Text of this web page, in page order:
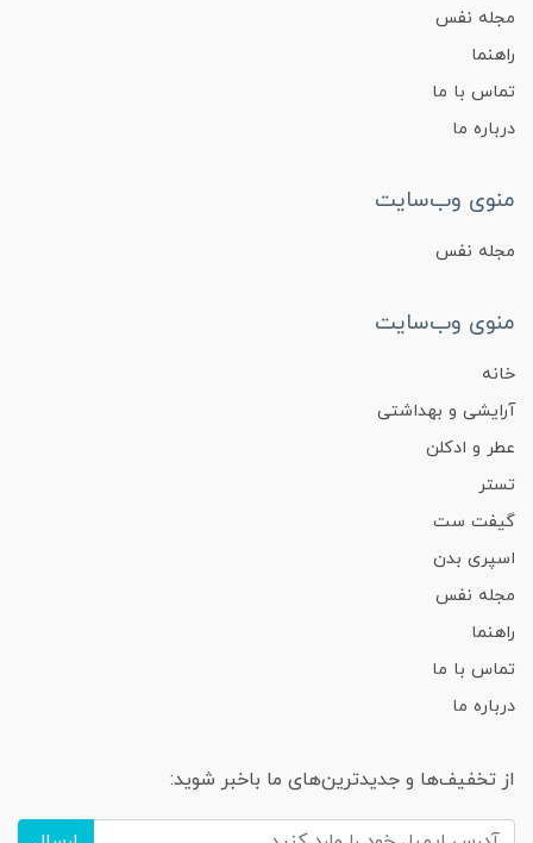
مجله نفس
راهنما
تماس با ما
درباره ما
منوی وب‌سایت
مجله نفس
منوی وب‌سایت
خانه
آرایشی و بهداشتی
عطر و ادکلن
تستر
گیفت ست
اسپری بدن
مجله نفس
راهنما
تماس با ما
درباره ما
از تخفیف‌ها و جدیدترین‌های ما باخبر شوید: